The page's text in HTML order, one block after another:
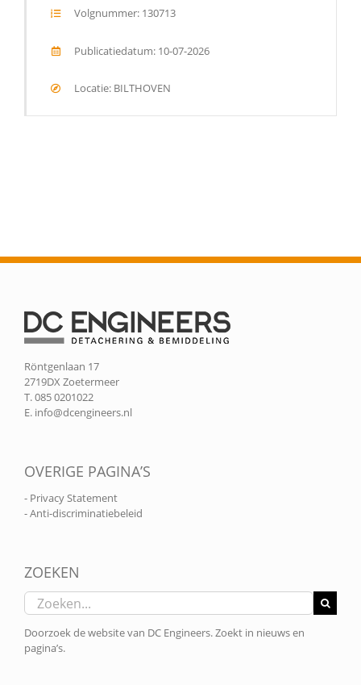
Volgnummer: 130713
Publicatiedatum: 10-07-2026
Locatie: BILTHOVEN
Röntgenlaan 17
2719DX Zoetermeer
T. 085 0201022
E. info@dcengineers.nl
OVERIGE PAGINA’S
- Privacy Statement
- Anti-discriminatiebeleid
ZOEKEN
Zoeken
naar:
Doorzoek de website van DC Engineers. Zoekt in nieuws en
pagina’s.